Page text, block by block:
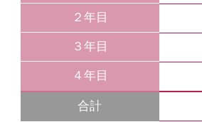
２年目
３年目
４年目
合計